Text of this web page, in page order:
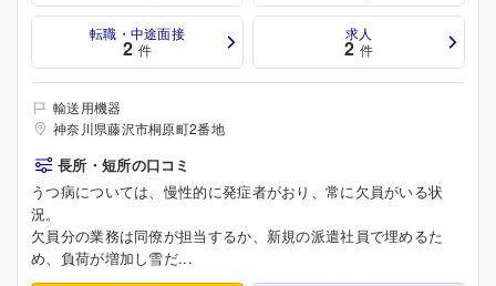
転職・中途面接
2 件
求人
2 件
輸送用機器
神奈川県藤沢市桐原町2番地
長所・短所の口コミ
うつ病については、慢性的に発症者がおり、常に欠員がいる状
況。
欠員分の業務は同僚が担当するか、新規の派遣社員で埋めるた
め、負荷が増加し雪だ...